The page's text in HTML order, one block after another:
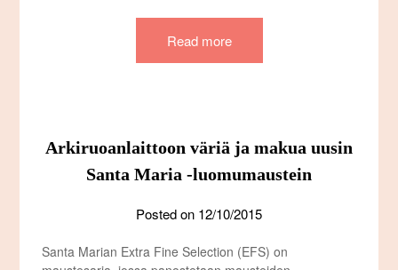
Read more
Arkiruoanlaittoon väriä ja makua uusin
Santa Maria -luomumaustein
Posted on 12/10/2015
Santa Marian Extra Fine Selection (EFS) on